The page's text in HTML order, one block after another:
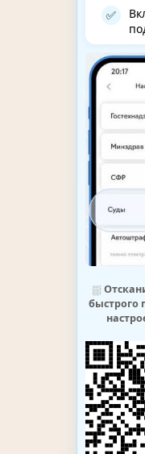
✅
⛆
быстрого